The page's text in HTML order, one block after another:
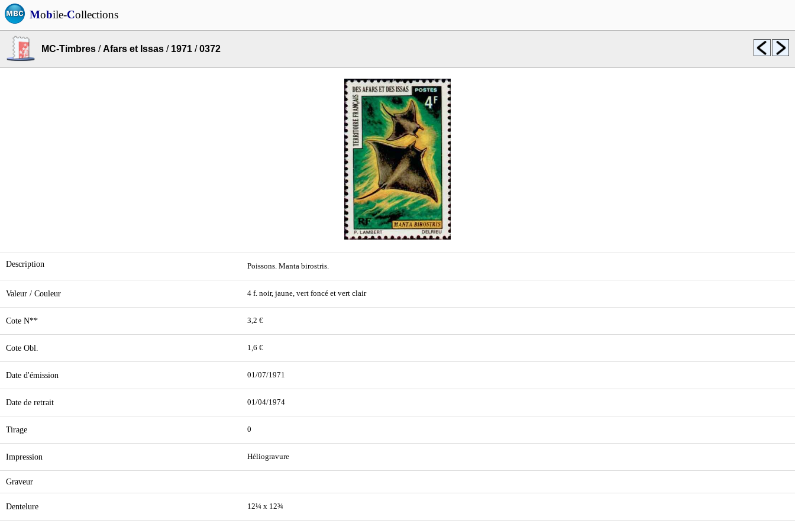
Mobile-Collections
MC-Timbres /Afars et Issas / 1971 /0372
Description Poissons. Manta birostris.
Valeur / Couleur 4 f. noir, jaune, vert foncé et vert clair
Cote N** 3,2 €
Cote Obl. 1,6 €
Date d'émission 01/07/1971
Date de retrait 01/04/1974
Tirage 0
Impression Héliogravure
Graveur
Dentelure 12¼ x 12¾